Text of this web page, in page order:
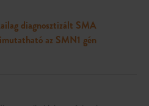
diagnosztizált SMA
az SMN1 gén